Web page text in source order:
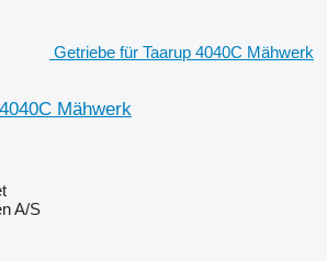
Getriebe für Taarup 4040C Mähwerk
Mähwerk
A/S